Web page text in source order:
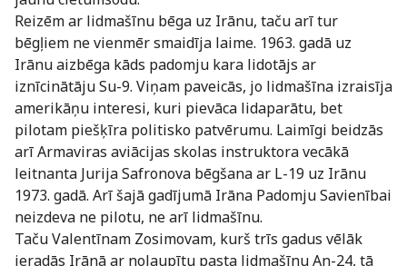
Reizēm ar lidmašīnu bēga uz Irānu, taču arī tur
bēgļiem ne vienmēr smaidīja laime. 1963. gadā uz
Irānu aizbēga kāds padomju kara lidotājs ar
iznīcinātāju Su-9. Viņam paveicās, jo lidmašīna izraisīja
amerikāņu interesi, kuri pievāca lidaparātu, bet
pilotam piešķīra politisko patvērumu. Laimīgi beidzās
arī Armaviras aviācijas skolas instruktora vecākā
leitnanta Jurija Safronova bēgšana ar L-19 uz Irānu
1973. gadā. Arī šajā gadījumā Irāna Padomju Savienībai
neizdeva ne pilotu, ne arī lidmašīnu.
Taču Valentīnam Zosimovam, kurš trīs gadus vēlāk
ieradās Irānā ar nolaupītu pasta lidmašīnu An-24, tā